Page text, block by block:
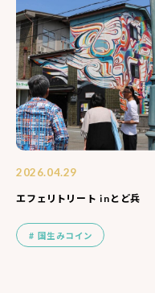
2026.04.29
エフェリトリート inとど兵
国生みコイン